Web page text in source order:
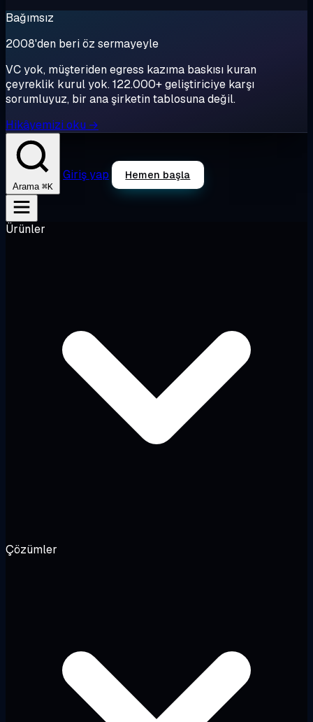
Bağımsız
2008'den beri öz sermayeyle
VC yok, müşteriden egress kazıma baskısı kuran
çeyreklik kurul yok. 122.000+ geliştiriciye karşı
sorumluyuz, bir ana şirketin tablosuna değil.
Hikâyemizi oku →
Arama ⌘K
Giriş yap Hemen başla
Ürünler
Çözümler